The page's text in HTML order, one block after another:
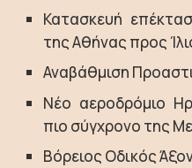
Κατασκευή
της Αθήνας προς
Αναβάθμιση
Νέο αεροδρόμιο
πιο σύγχρονο της
Βόρειος Οδικός